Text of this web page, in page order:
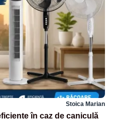
Stoica Marian
în caz de caniculă